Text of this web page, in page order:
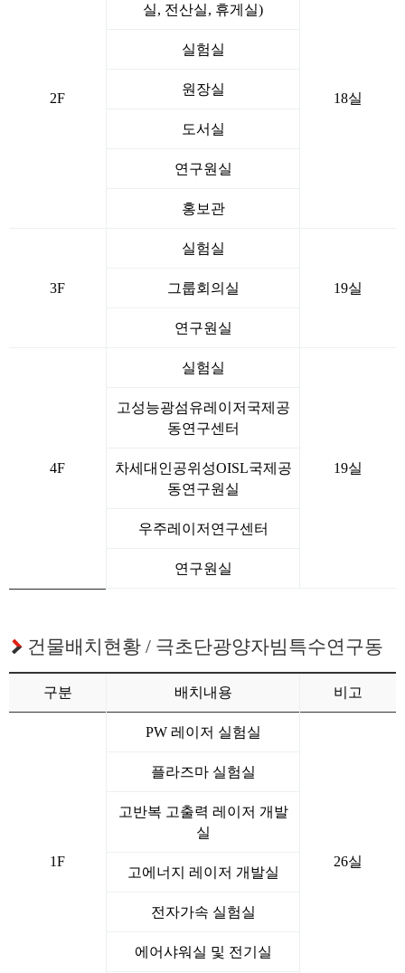
2F
실, 전산실, 휴게실)
18실
실험실
원장실
도서실
연구원실
홍보관
3F
실험실
19실
그룹회의실
연구원실
4F
실험실
19실
고성능광섬유레이저국제공
동연구센터
차세대인공위성OISL국제공
동연구원실
우주레이저연구센터
연구원실
건물배치현황 / 극초단광양자빔특수연구동
구분 배치내용 비고
1F
PW 레이저 실험실
26실
플라즈마 실험실
고반복 고출력 레이저 개발
실
고에너지 레이저 개발실
전자가속 실험실
에어샤워실 및 전기실